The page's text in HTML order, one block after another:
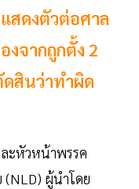
สดงตัวต่อศาล
งจากถูกตั้ง 2
สินว่าทำผิด
ะหัวหน้าพรรค
ผู้นำโดย